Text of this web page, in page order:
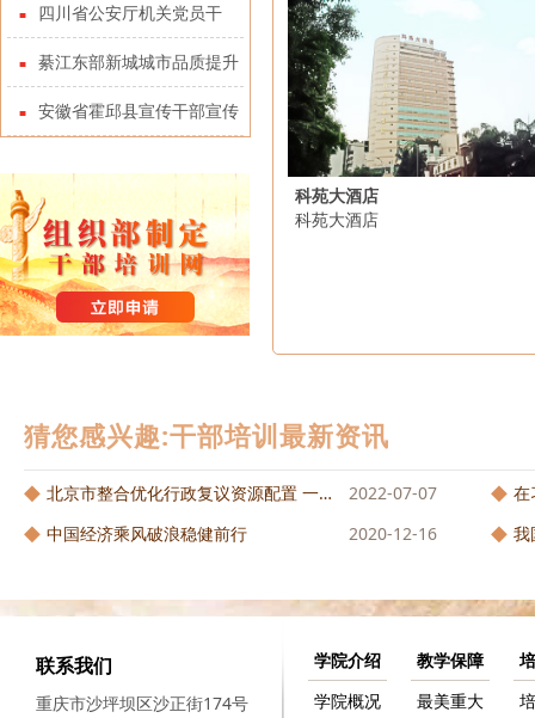
重庆市巫山县竹贤乡2022年第
一批“双百培养计划”专题培训
班顺利开班
四川省公安厅机关党员干
部“不忘初心、牢记使命”党政
教育培训班在重庆大学顺利开
綦江东部新城城市品质提升
和食品园区转型升级培训班在
安徽省霍邱县宣传干部宣传
理学院开班
科苑大酒店
科苑大酒店
猜您感兴趣:干部培训最新资讯
北京市整合优化行政复议资源配置 一套... 2022-07-07
在
中国经济乘风破浪稳健前行
2020-12-16 我
联系我们
重庆市沙坪坝区沙正街174号
学院介绍
学院概况
教学保障
最美重大